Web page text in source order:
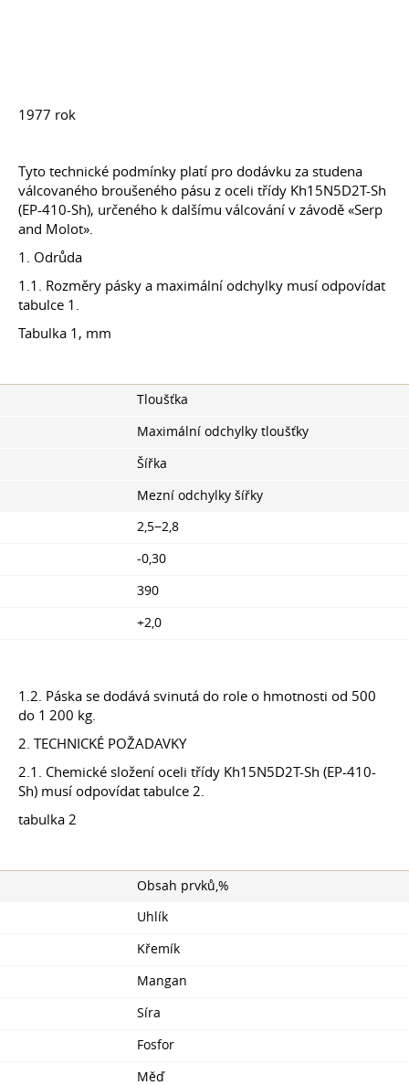
1977 rok
Tyto technické podmínky platí pro dodávku za studena
válcovaného broušeného pásu z oceli třídy Kh15N5D2T-Sh
(EP-410-Sh), určeného k dalšímu válcování v závodě «Serp
and Molot».
1. Odrůda
1.1. Rozměry pásky a maximální odchylky musí odpovídat
tabulce 1.
Tabulka 1, mm
Tloušťka
Maximální odchylky tloušťky
Šířka
Mezní odchylky šířky
2,5−2,8
-0,30
390
+2,0
1.2. Páska se dodává svinutá do role o hmotnosti od 500
do 1 200 kg.
2. TECHNICKÉ POŽADAVKY
2.1. Chemické složení oceli třídy Kh15N5D2T-Sh (EP-410-
Sh) musí odpovídat tabulce 2.
tabulka 2
Obsah prvků,%
Uhlík
Křemík
Mangan
Síra
Fosfor
Měď